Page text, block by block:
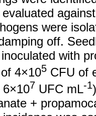
were
off.
with
4×105 CFU of
6×107 UFC mL-1
+